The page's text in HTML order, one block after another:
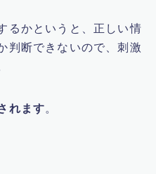
るかというと、正しい情
判断できないので、刺激
れます。